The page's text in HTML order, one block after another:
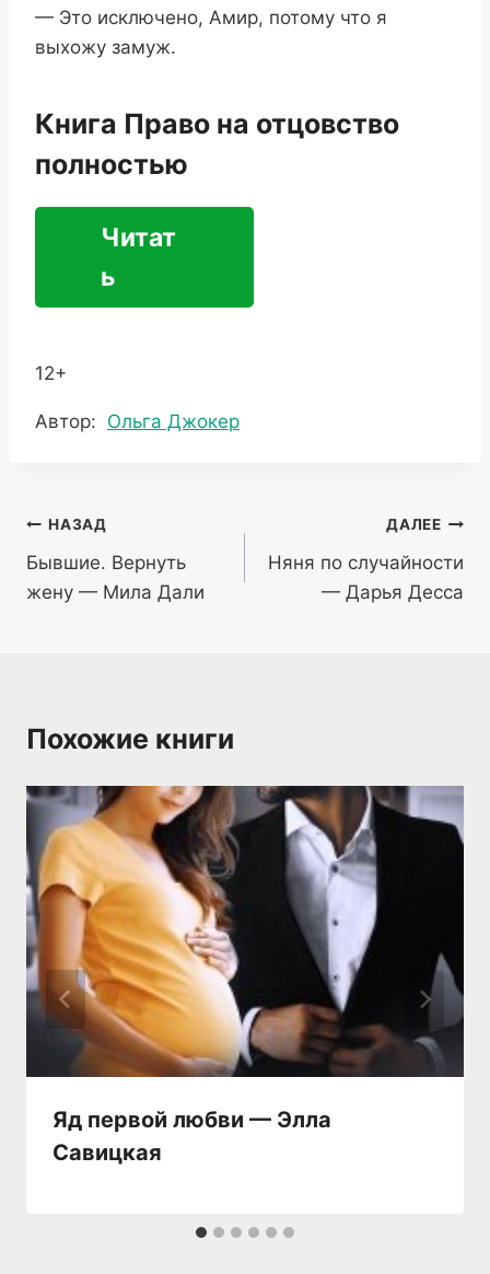
— Это исключено, Амир, потому что я
выхожу замуж.
Книга Право на отцовство
полностью
Читат
ь
12+
Метки
Автор: Ольга Джокер
Навигация
по
записям
НАЗАД
Бывшие. Вернуть
жену — Мила Дали
ДАЛЕЕ
Няня по случайности
— Дарья Десса
Похожие книги
Яд первой любви — Элла
Савицкая